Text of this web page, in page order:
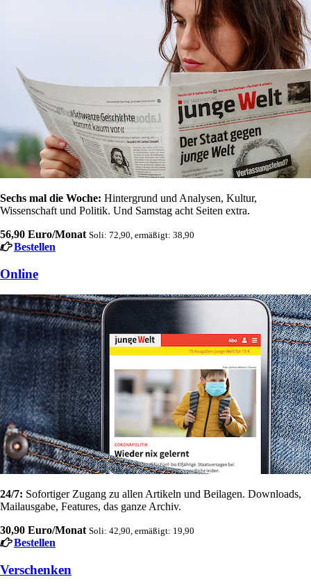
Sechs mal die Woche: Hintergrund und Analysen, Kultur,
Wissenschaft und Politik. Und Samstag acht Seiten extra.
56,90 Euro/Monat Soli: 72,90, ermäßigt: 38,90
Bestellen
Online
24/7: Sofortiger Zugang zu allen Artikeln und Beilagen. Downloads,
Mailausgabe, Features, das ganze Archiv.
30,90 Euro/Monat Soli: 42,90, ermäßigt: 19,90
Bestellen
Verschenken